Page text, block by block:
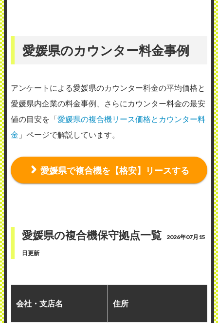
のですが、訪問から作業終了までも速いで
す。 メンテナンス頻度は自分以外が携わっ
（業種：警備業）
アカマツ株式会社 今治営業所
連絡は担当者にすぐ繋がります。到着まで
は平均30分以内で迅速かつ丁寧な対応が助
行った。定期メンテナンスはないが、月一
愛媛県のカウンター料金事例
アンケートによる愛媛県のカウンター料金の平均価格と
愛媛県内企業の料金事例、さらにカウンター料金の最安
値の目安を「愛媛県の複合機リース価格とカウンター料
金 」ページで解説しています。
愛媛県で複合機を【格安】リースする
愛媛県の複合機保守拠点一覧 2026年07月15
日更新
会社・支店名 住所